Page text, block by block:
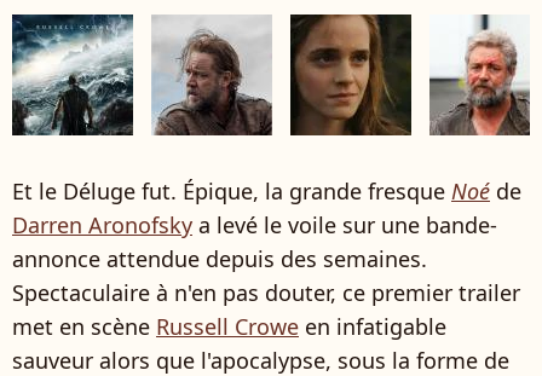
Et le Déluge fut. Épique, la grande fresque Noé de
Darren Aronofsky a levé le voile sur une bande-
annonce attendue depuis des semaines.
Spectaculaire à n'en pas douter, ce premier trailer
met en scène Russell Crowe en infatigable
sauveur alors que l'apocalypse, sous la forme de